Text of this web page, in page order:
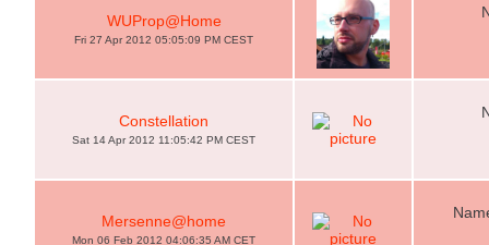
WUProp@Home
Fri 27 Apr 2012 05:05:09 PM CEST
Constellation
Sat 14 Apr 2012 11:05:42 PM CEST
Mersenne@home
Mon 06 Feb 2012 04:06:35 AM CET